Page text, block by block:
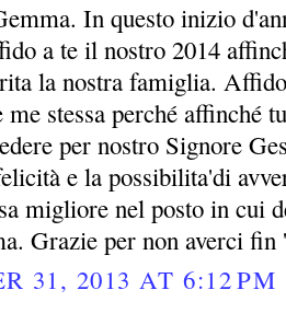
In questo inizio
a te il nostro 2014
la nostra famiglia.
stessa perché affinché
per nostro Signore
e la possibilita'di
migliore nel posto in cui
Grazie per non averci fin
31, 2013 AT 6:12 PM